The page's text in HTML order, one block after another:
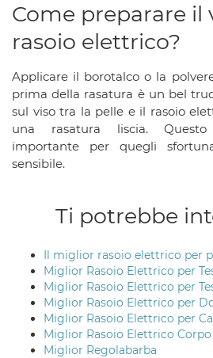
Come preparare il
rasoio elettrico?
Applicare il borotalco o la
prima della rasatura è un bel
sul viso tra la pelle e il rasoio
una rasatura liscia.
importante per quegli
sensibile.
Ti potrebbe
Il miglior rasoio elettrico per
Miglior Rasoio Elettrico per
Miglior Rasoio Elettrico per
Miglior Rasoio Elettrico per
Miglior Rasoio Elettrico per
Miglior Rasoio Elettrico
Miglior Regolabarba